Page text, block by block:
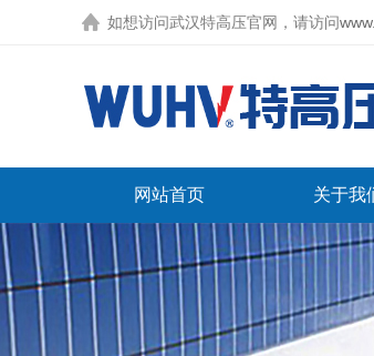
如想访问武汉特高压官网，请访问
网站首页 关于我